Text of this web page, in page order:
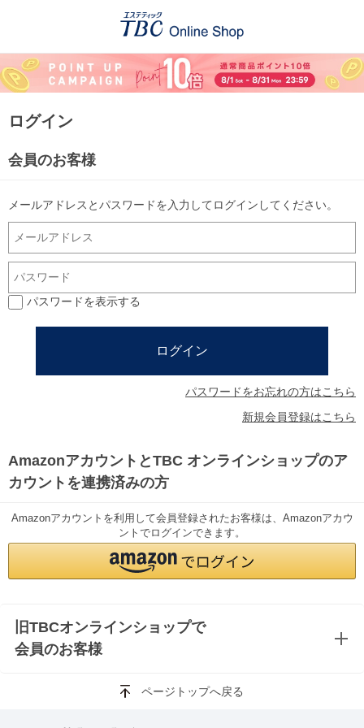
ログイン
会員のお客様
メールアドレスとパスワードを入力してログインしてください。
パスワードを表示する
パスワードをお忘れの方はこちら
新規会員登録はこちら
AmazonアカウントとTBC オンラインショップのア
カウントを連携済みの方
Amazonアカウントを利用して会員登録されたお客様は、Amazonアカウ
ントでログインできます。
旧TBCオンラインショップで
会員のお客様
ページトップへ戻る